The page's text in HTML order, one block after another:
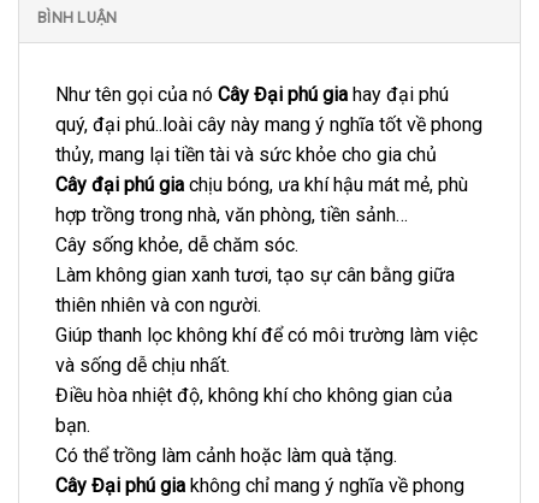
BÌNH LUẬN
Như tên gọi của nó Cây Đại phú gia hay đại phú
quý, đại phú..loài cây này mang ý nghĩa tốt về phong
thủy, mang lại tiền tài và sức khỏe cho gia chủ
Cây đại phú gia chịu bóng, ưa khí hậu mát mẻ, phù
hợp trồng trong nhà, văn phòng, tiền sảnh…
Cây sống khỏe, dễ chăm sóc.
Làm không gian xanh tươi, tạo sự cân bằng giữa
thiên nhiên và con người.
Giúp thanh lọc không khí để có môi trường làm việc
và sống dễ chịu nhất.
Điều hòa nhiệt độ, không khí cho không gian của
bạn.
Có thể trồng làm cảnh hoặc làm quà tặng.
Cây Đại phú gia không chỉ mang ý nghĩa về phong